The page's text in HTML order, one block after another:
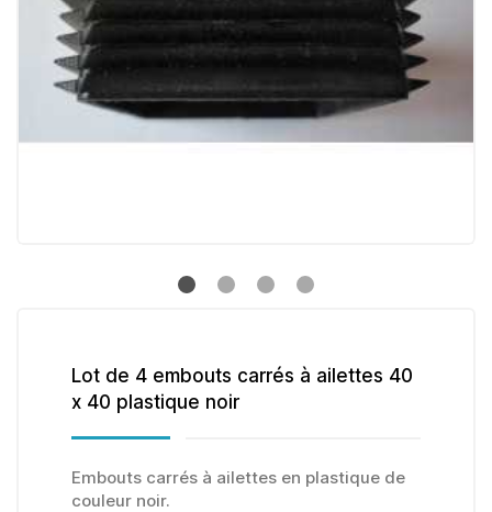
Lot de 4 embouts carrés à ailettes 40
x 40 plastique noir
Embouts carrés à ailettes en plastique de
couleur noir.